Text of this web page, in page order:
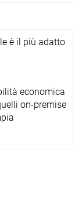
è il più adatto
economica
on-premise